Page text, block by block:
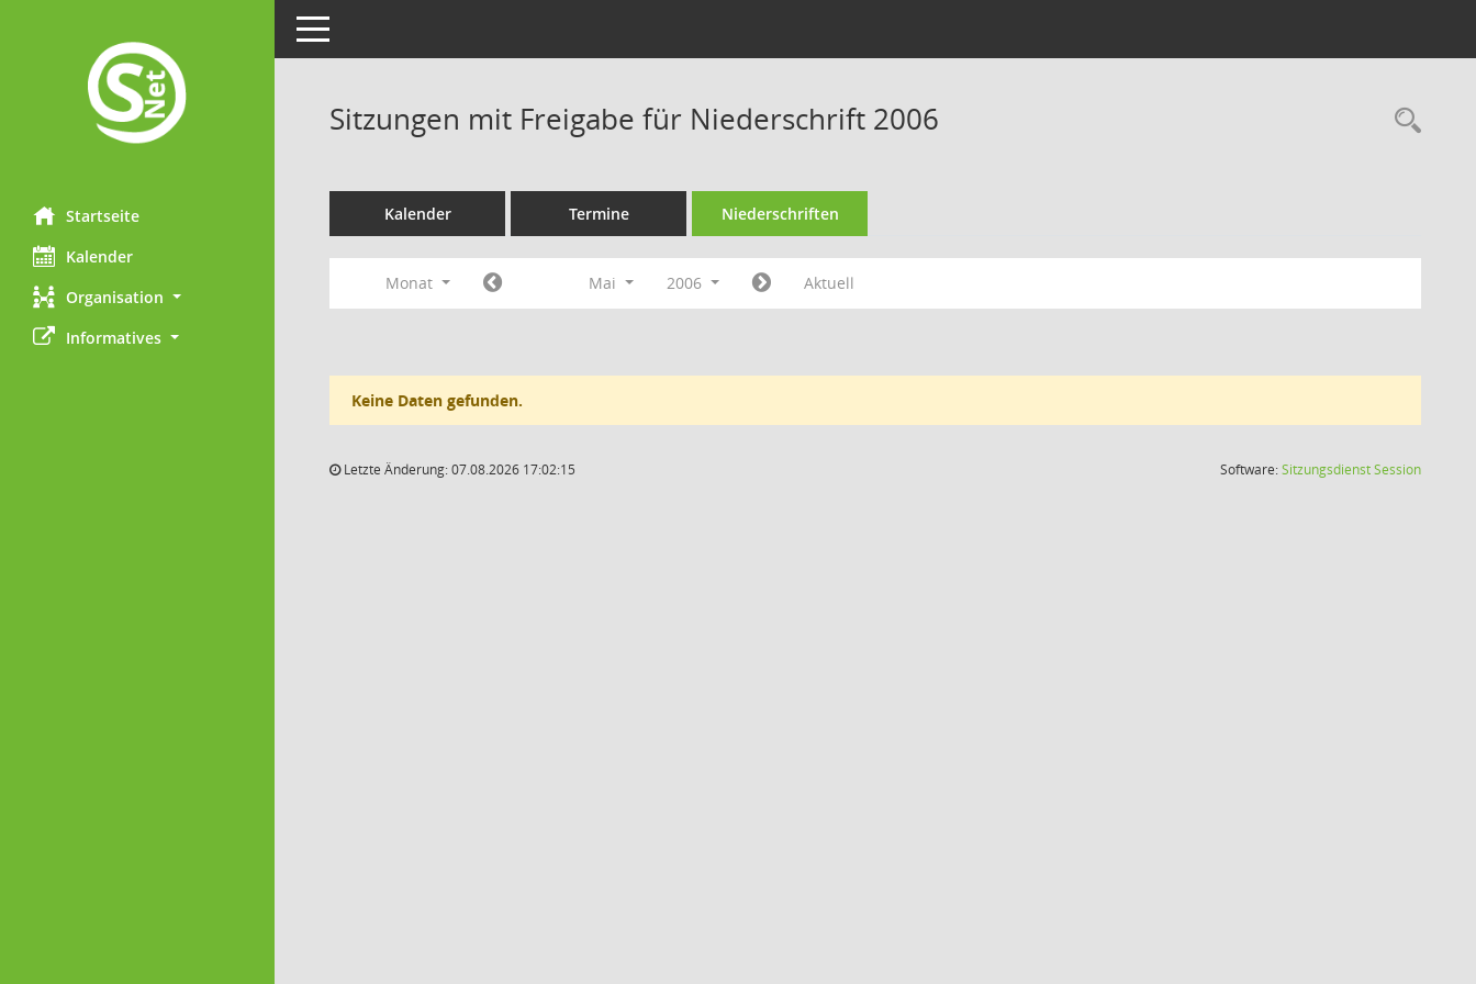
Startseite
Kalender
Organisation
Informatives
Toggle navigation
Sitzungen mit Freigabe für Niederschrift 2006
Kalender Termine Niederschriften
Monat Mai 2006 Aktuell
Keine Daten gefunden.
Letzte Änderung: 07.08.2026 17:02:15 Software:SitzungsdienstSession(Wird in